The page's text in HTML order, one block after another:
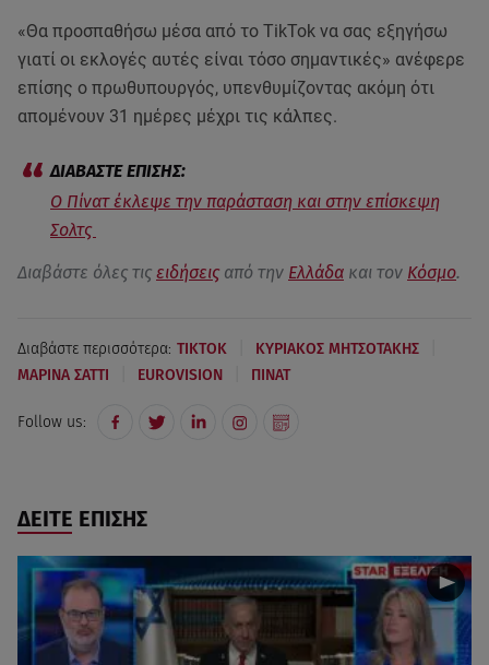
«Θα προσπαθήσω μέσα από το TikTok να σας εξηγήσω
γιατί οι εκλογές αυτές είναι τόσο σημαντικές» ανέφερε
επίσης ο πρωθυπουργός, υπενθυμίζοντας ακόμη ότι
απομένουν 31 ημέρες μέχρι τις κάλπες.
Ο Πίνατ έκλεψε την παράσταση και στην επίσκεψη
Σολτς
Διαβάστε όλες τις ειδήσεις από την Ελλάδα και τον Κόσμο.
Διαβάστε περισσότερα: TIKTOK ΚΥΡΙΑΚΟΣ ΜΗΤΣΟΤΑΚΗΣ
ΜΑΡΙΝΑ ΣΑΤΤΙ EUROVISION ΠΙΝΑΤ
Follow us:
ΔΕΙΤΕ ΕΠΙΣΗΣ